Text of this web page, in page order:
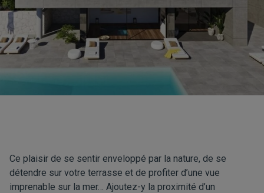
Ce plaisir de se sentir enveloppé par la nature, de se
détendre sur votre terrasse et de profiter d’une vue
imprenable sur la mer… Ajoutez-y la proximité d’un